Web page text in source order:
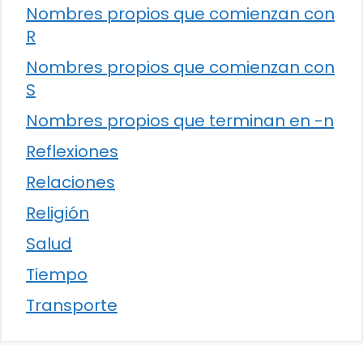
Nombres propios que comienzan con
R
Nombres propios que comienzan con
S
Nombres propios que terminan en -n
Reflexiones
Relaciones
Religión
Salud
Tiempo
Transporte